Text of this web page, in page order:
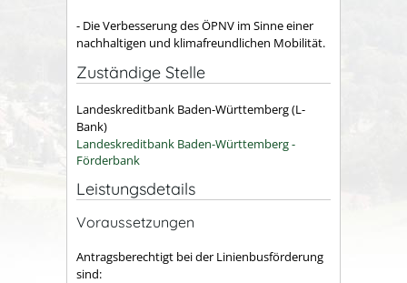
- Die Verbesserung des ÖPNV im Sinne einer
nachhaltigen und klimafreundlichen Mobilität.
Zuständige Stelle
Landeskreditbank Baden-Württemberg (L-
Bank)
Landeskreditbank Baden-Württemberg -
Förderbank
Leistungsdetails
Voraussetzungen
Antragsberechtigt bei der Linienbusförderung
sind: